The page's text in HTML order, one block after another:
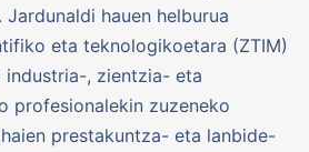
hauen helburua
eta teknologikoetara (ZTIM)
industria-, zientzia- eta
profesionalekin zuzeneko
prestakuntza- eta lanbide-